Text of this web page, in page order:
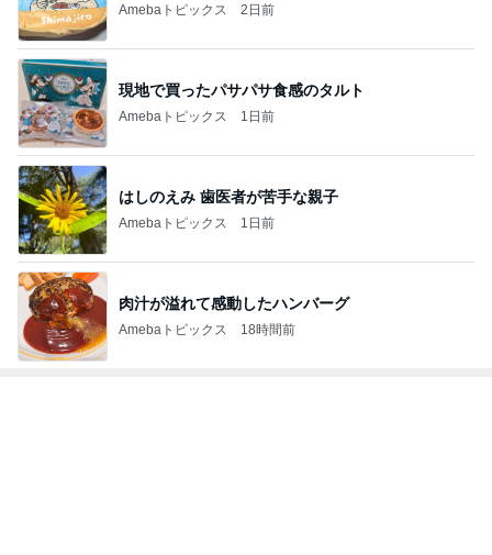
Amebaトピックス 2日前
現地で買ったパサパサ食感のタルト
Amebaトピックス 1日前
はしのえみ 歯医者が苦手な親子
Amebaトピックス 1日前
肉汁が溢れて感動したハンバーグ
Amebaトピックス 18時間前